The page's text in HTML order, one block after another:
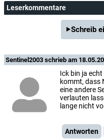
Leserkommentare
Schreib
Sentinel2003 schrieb am
Ick bin ja
kommt, dass
eine andere
verlauten
lange nicht
Antworten